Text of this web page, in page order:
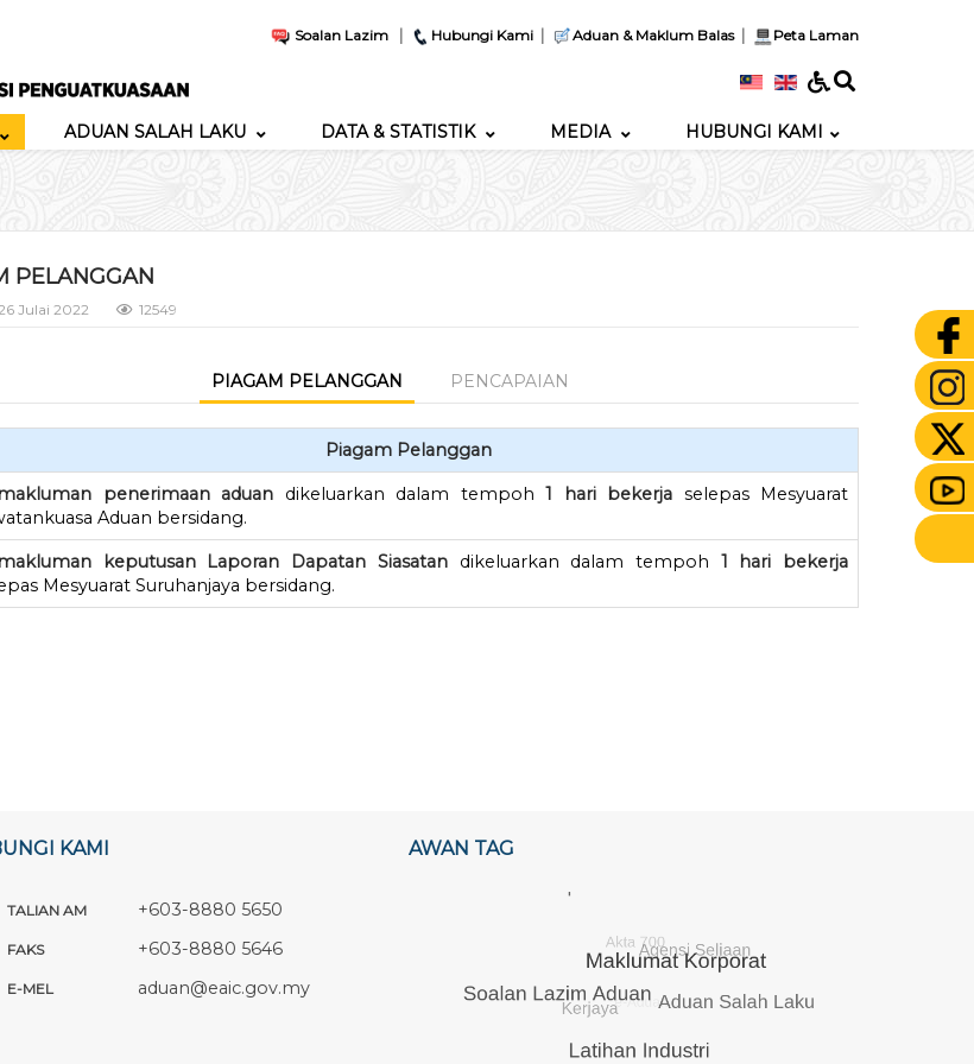
Soalan Lazim | Hubungi Kami | Aduan & Maklum Balas| Peta Laman
ADUAN SALAH LAKU DATA & STATISTIK MEDIA HUBUNGI KAMI
PELANGGAN
Julai 2022 12549
PIAGAM PELANGGAN PENCAPAIAN
Piagam Pelanggan
penerimaan aduan dikeluarkan dalam tempoh 1 hari bekerja selepas Mesyuarat
Aduan bersidang.
keputusan Laporan Dapatan Siasatandikeluarkan dalam tempoh 1 hari bekerja
Mesyuarat Suruhanjaya bersidang.
KAMI
TALIAN AM +603-8880 5650
FAKS +603-8880 5646
E-MEL aduan@eaic.gov.my
AWAN TAG